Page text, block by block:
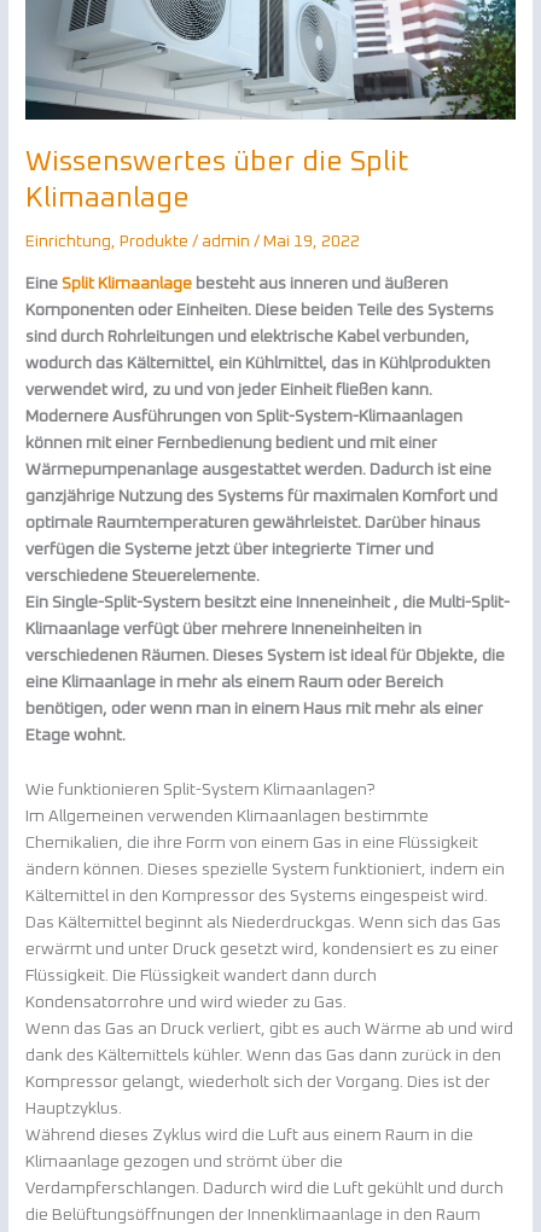
Wissenswertes über die Split
Klimaanlage
Einrichtung,Produkte / admin/Mai 19, 2022
EineSplit Klimaanlage besteht aus inneren und äußeren
Komponenten oder Einheiten. Diese beiden Teile des Systems
sind durch Rohrleitungen und elektrische Kabel verbunden,
wodurch das Kältemittel, ein Kühlmittel, das in Kühlprodukten
verwendet wird, zu und von jeder Einheit fließen kann.
Modernere Ausführungen von Split-System-Klimaanlagen
können mit einer Fernbedienung bedient und mit einer
Wärmepumpenanlage ausgestattet werden. Dadurch ist eine
ganzjährige Nutzung des Systems für maximalen Komfort und
optimale Raumtemperaturen gewährleistet. Darüber hinaus
verfügen die Systeme jetzt über integrierte Timer und
verschiedene Steuerelemente.
Ein Single-Split-System besitzt eine Inneneinheit , die Multi-Split-
Klimaanlage verfügt über mehrere Inneneinheiten in
verschiedenen Räumen. Dieses System ist ideal für Objekte, die
eine Klimaanlage in mehr als einem Raum oder Bereich
benötigen, oder wenn man in einem Haus mit mehr als einer
Etage wohnt.
Wie funktionieren Split-System Klimaanlagen?
Im Allgemeinen verwenden Klimaanlagen bestimmte
Chemikalien, die ihre Form von einem Gas in eine Flüssigkeit
ändern können. Dieses spezielle System funktioniert, indem ein
Kältemittel in den Kompressor des Systems eingespeist wird.
Das Kältemittel beginnt als Niederdruckgas. Wenn sich das Gas
erwärmt und unter Druck gesetzt wird, kondensiert es zu einer
Flüssigkeit. Die Flüssigkeit wandert dann durch
Kondensatorrohre und wird wieder zu Gas.
Wenn das Gas an Druck verliert, gibt es auch Wärme ab und wird
dank des Kältemittels kühler. Wenn das Gas dann zurück in den
Kompressor gelangt, wiederholt sich der Vorgang. Dies ist der
Hauptzyklus.
Während dieses Zyklus wird die Luft aus einem Raum in die
Klimaanlage gezogen und strömt über die
Verdampferschlangen. Dadurch wird die Luft gekühlt und durch
die Belüftungsöffnungen der Innenklimaanlage in den Raum